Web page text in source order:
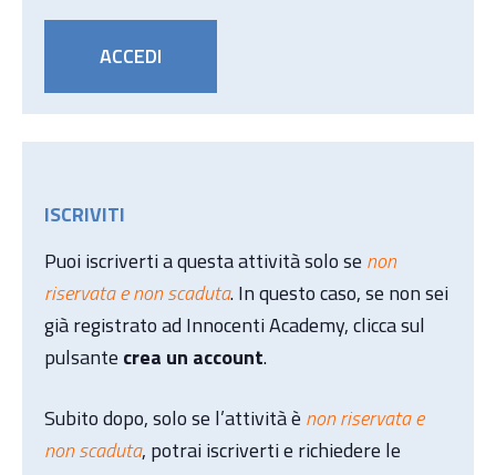
ACCEDI
ISCRIVITI
Puoi iscriverti a questa attività solo se non
riservata e non scaduta. In questo caso, se non sei
già registrato ad Innocenti Academy, clicca sul
pulsante crea un account.
Subito dopo, solo se l’attività è non riservata e
non scaduta, potrai iscriverti e richiedere le